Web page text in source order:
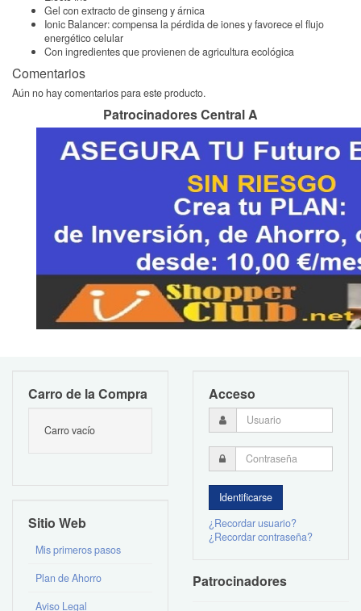
Gel con extracto de ginseng y árnica
Ionic Balancer: compensa la pérdida de iones y favorece el flujo
energético celular
Con ingredientes que provienen de agricultura ecológica
Comentarios
Aún no hay comentarios para este producto.
Patrocinadores Central A
Carro de la Compra
Carro vacío
Sitio Web
Mis primeros pasos
Plan de Ahorro
Aviso Legal
Acceso
¿Recordar usuario?
¿Recordar contraseña?
Patrocinadores